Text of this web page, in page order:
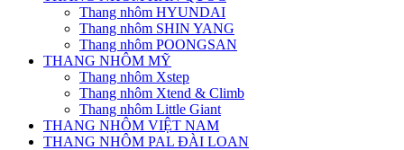
Thang nhôm HYUNDAI
Thang nhôm SHIN YANG
Thang nhôm POONGSAN
THANG NHÔM MỸ
Thang nhôm Xstep
Thang nhôm Xtend & Climb
Thang nhôm Little Giant
THANG NHÔM VIỆT NAM
THANG NHÔM PAL ĐÀI LOAN